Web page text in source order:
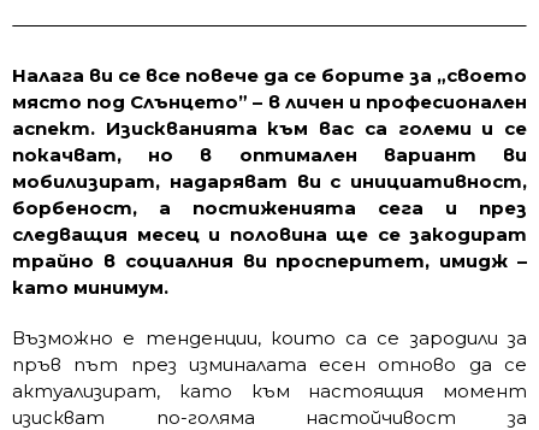
Налага ви се все повече да се борите за „своето
място под Слънцето” – в личен и професионален
аспект. Изискванията към вас са големи и се
покачват, но в оптимален вариант ви
мобилизират, надаряват ви с инициативност,
борбеност, а постиженията сега и през
следващия месец и половина ще се закодират
трайно в социалния ви просперитет, имидж –
като минимум.
Възможно е тенденции, които са се зародили за
пръв път през изминалата есен отново да се
актуализират, като към настоящия момент
изискват по-голяма настойчивост за